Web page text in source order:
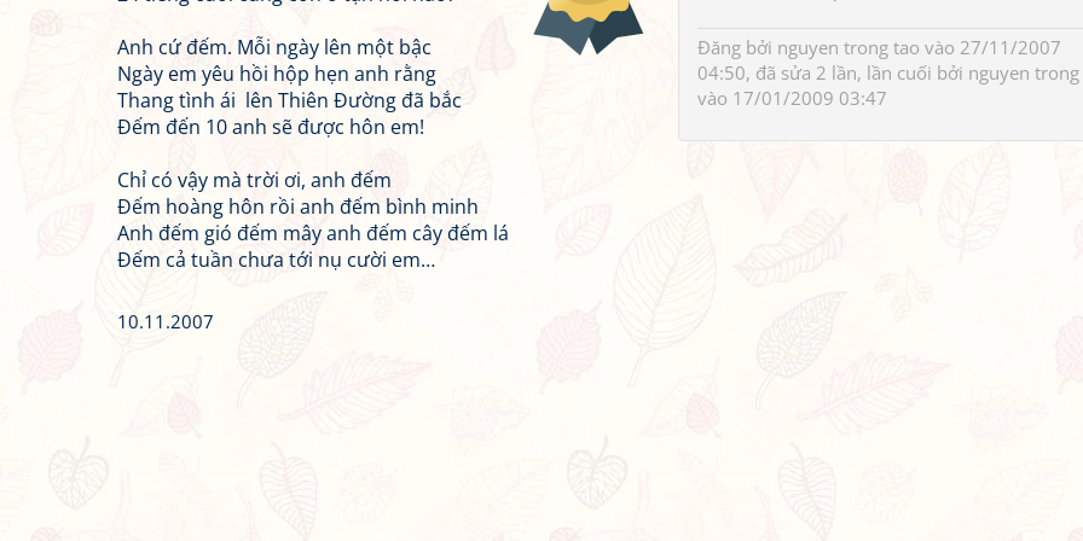
Đăng bởi nguyen trong tao vào 27/11/2007
04:50, đã sửa 2 lần, lần cuối bởi nguyen
vào 17/01/2009 03:47
Anh cứ đếm. Mỗi ngày lên một bậc
Ngày em yêu hồi hộp hẹn anh rằng
Thang tình ái lên Thiên Đường đã bắc
Đếm đến 10 anh sẽ được hôn em!
Chỉ có vậy mà trời ơi, anh đếm
Đếm hoàng hôn rồi anh đếm bình minh
Anh đếm gió đếm mây anh đếm cây đếm lá
Đếm cả tuần chưa tới nụ cười em…
10.11.2007